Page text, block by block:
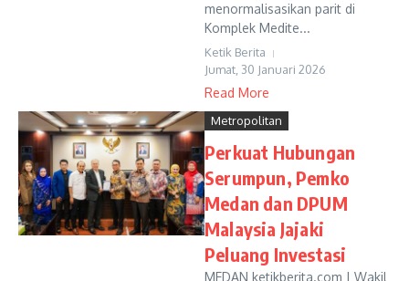
menormalisasikan parit di
Komplek Medite...
Ketik Berita
Jumat, 30 Januari 2026
Read More
Metropolitan
Perkuat Hubungan
Serumpun, Pemko
Medan dan DPUM
Malaysia Jajaki
Peluang Investasi
MEDAN ketikberita.com | Wakil